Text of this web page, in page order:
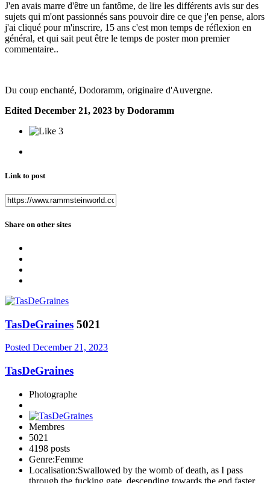
J'en avais marre d'être un fantôme, de lire les différents avis sur des
sujets qui m'ont passionnés sans pouvoir dire ce que j'en pense, alors
j'ai cliqué pour m'inscrire, 15 ans c'est mon temps de réflexion en
général, et qui sait peut être le temps de poster mon premier
commentaire..
Du coup enchanté, Dodoramm, originaire d'Auvergne.
Edited December 21, 2023 by Dodoramm
3
Link to post
Share on other sites
TasDeGraines 5021
Posted December 21, 2023
TasDeGraines
Photographe
Membres
5021
4198 posts
Genre:Femme
Localisation:Swallowed by the womb of death, as I pass
through the fucking gate, descending towards the end faster